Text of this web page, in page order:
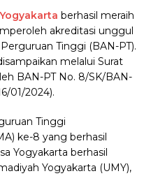
berhasil meraih
akreditasi unggul
Tinggi (BAN-PT).
melalui Surat
BAN-PT No. 8/SK/BAN-
01/2024).
Tinggi
ke-8 yang berhasil
Yogyakarta berhasil
Yogyakarta (UMY),